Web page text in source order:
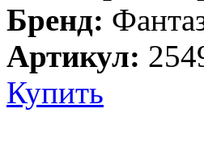
Бренд:
Артикул:
Купить